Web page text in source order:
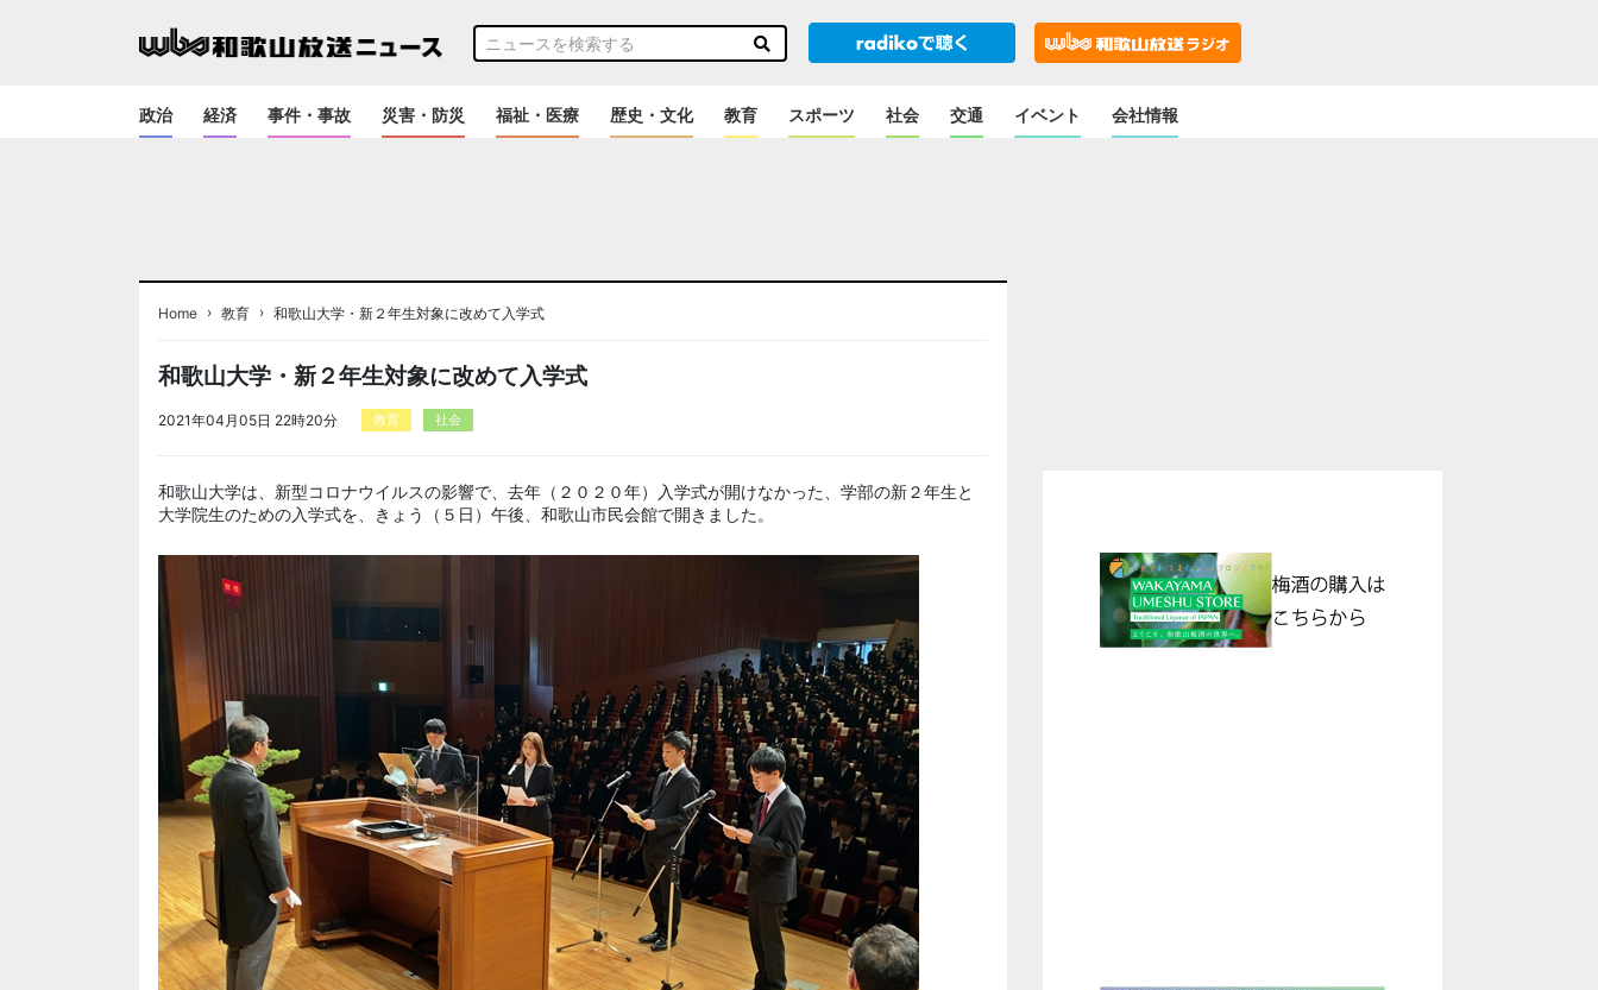
政治 経済 事件・事故 災害・防災 福祉・医療 歴史・文化 教育 スポーツ 社会 交通 イベント 会社情報
Home › 教育 › 和歌山大学・新２年生対象に改めて入学式
和歌山大学・新２年生対象に改めて入学式
2021年04月05日 22時20分 教育 社会
和歌山大学は、新型コロナウイルスの影響で、去年（２０２０年）入学式が開けなかった、学部の新２年生と
大学院生のための入学式を、きょう（５日）午後、和歌山市民会館で開きました。